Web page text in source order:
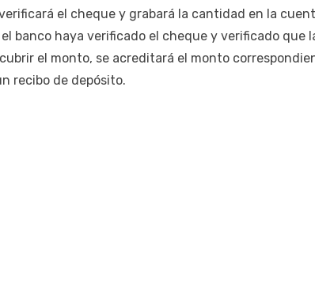
el cheque y grabará la cantidad en la
banco haya verificado el cheque y verificado que
el monto, se acreditará el monto
recibo de depósito.